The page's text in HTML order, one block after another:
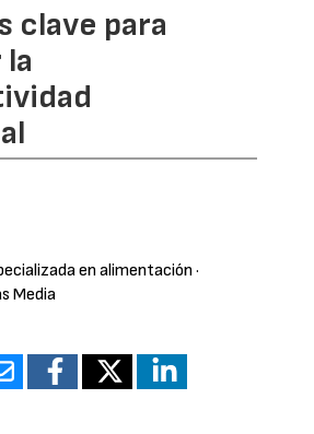
clave para
en alimentación ·
Media